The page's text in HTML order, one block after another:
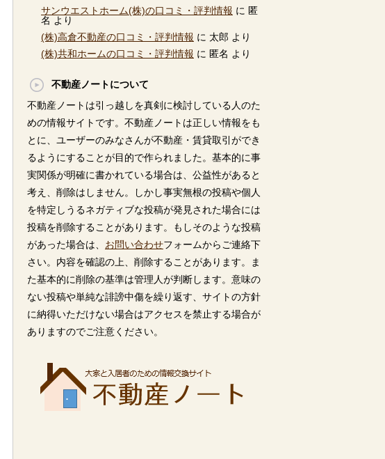
サンウエストホーム(株)の口コミ・評判情報 に 匿
名 より
(株)高倉不動産の口コミ・評判情報 に 太郎 より
(株)共和ホームの口コミ・評判情報 に 匿名 より
不動産ノートについて
不動産ノートは引っ越しを真剣に検討している人のた
めの情報サイトです。不動産ノートは正しい情報をも
とに、ユーザーのみなさんが不動産・賃貸取引ができ
るようにすることが目的で作られました。基本的に事
実関係が明確に書かれている場合は、公益性があると
考え、削除はしません。しかし事実無根の投稿や個人
を特定しうるネガティブな投稿が発見された場合には
投稿を削除することがあります。もしそのような投稿
があった場合は、 お問い合わせフォームからご連絡下
さい。内容を確認の上、削除することがあります。ま
た基本的に削除の基準は管理人が判断します。意味の
ない投稿や単純な誹謗中傷を繰り返す、サイトの方針
に納得いただけない場合はアクセスを禁止する場合が
ありますのでご注意ください。